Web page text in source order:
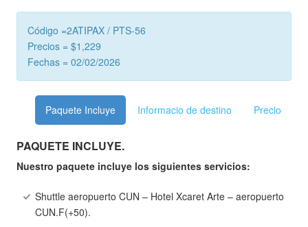
Código =2ATIPAX / PTS-56
Precios = $1,229
Fechas = 02/02/2026
Paquete Incluye Informacio de destino Precio
PAQUETE INCLUYE.
Nuestro paquete incluye los siguientes servicios:
Shuttle aeropuerto CUN – Hotel Xcaret Arte – aeropuerto
CUN.F(+50).